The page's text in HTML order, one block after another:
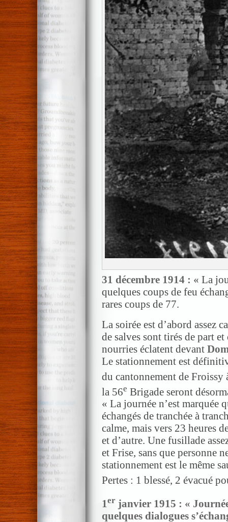
31 décembre 1914 : « La
quelques coups de feu
rares coups de 77.
La soirée est d’abord assez
de salves sont tirés de part
nourries éclatent devant
Le stationnement est
du cantonnement de Froissy
la 56e Brigade seront
« La journée n’est marquée
échangés de tranchée à
calme, mais vers 23 heures
et d’autre. Une fusillade
et Frise, sans que personne
stationnement est le même
Pertes : 1 blessé, 2 évacué
1 er janvier 1915 : «
quelques dialogues